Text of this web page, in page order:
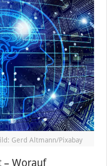
Gerd Altmann/Pixabay
– Worauf